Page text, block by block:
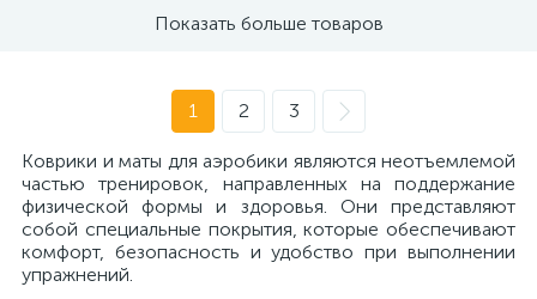
Показать больше товаров
1 2 3
Коврики и маты для аэробики являются неотъемлемой
частью тренировок, направленных на поддержание
физической формы и здоровья. Они представляют
собой специальные покрытия, которые обеспечивают
комфорт, безопасность и удобство при выполнении
упражнений.